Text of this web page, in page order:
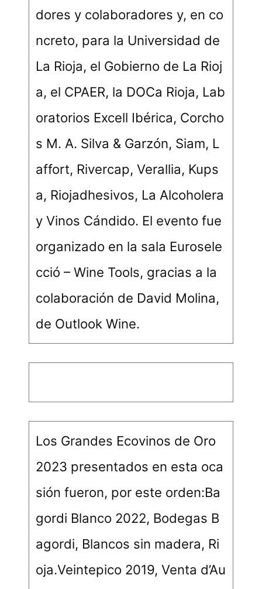
dores y colaboradores y, en co
ncreto, para la Universidad de
La Rioja, el Gobierno de La Rioj
a, el CPAER, la DOCa Rioja, Lab
oratorios Excell Ibérica, Corcho
s M. A. Silva & Garzón, Siam, L
affort, Rivercap, Verallia, Kups
a, Riojadhesivos, La Alcoholera
y Vinos Cándido. El evento fue
organizado en la sala Eurosele
cció – Wine Tools, gracias a la
colaboración de David Molina,
de Outlook Wine.
Los Grandes Ecovinos de Oro
2023 presentados en esta oca
sión fueron, por este orden:Ba
gordi Blanco 2022, Bodegas B
agordi, Blancos sin madera, Ri
oja.Veintepico 2019, Venta d’Au